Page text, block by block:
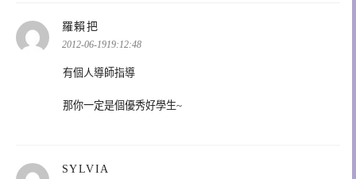
羅賴把
示:
2012-06-1919:12:48
有個人導師指導
那你一定是個優秀好學生~
SYLVIA